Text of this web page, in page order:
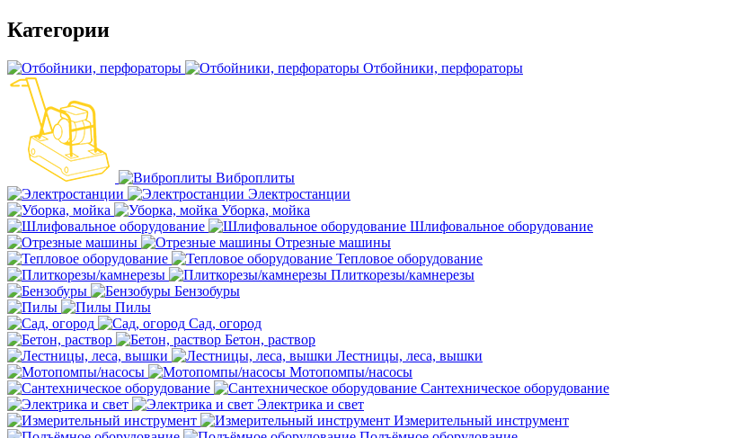
Категории
Отбойники, перфораторы
Виброплиты
Электростанции
Уборка, мойка
Шлифовальное оборудование
Отрезные машины
Тепловое оборудование
Плиткорезы/камнерезы
Бензобуры
Пилы
Сад, огород
Бетон, раствор
Лестницы, леса, вышки
Мотопомпы/насосы
Сантехническое оборудование
Электрика и свет
Измерительный инструмент